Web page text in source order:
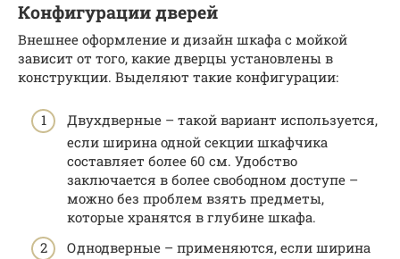
Конфигурации дверей
Внешнее оформление и дизайн шкафа с мойкой
зависит от того, какие дверцы установлены в
конструкции. Выделяют такие конфигурации:
Двухдверные – такой вариант используется,
если ширина одной секции шкафчика
составляет более 60 см. Удобство
заключается в более свободном доступе –
можно без проблем взять предметы,
которые хранятся в глубине шкафа.
Однодверные – применяются, если ширина